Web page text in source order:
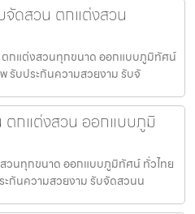
จัดสวน ตกแต่งสวน
ตกแต่งสวนทุกขนาด ออกแบบภูมิทัศน์
รับประกันความสวยงาม รับจั
กแต่งสวน ออกแบบภูมิ
วนทุกขนาด ออกแบบภูมิทัศน์ ทั่วไทย
ะกันความสวยงาม รับจัดสวนน